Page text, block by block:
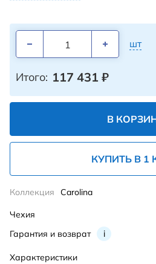
шт
Итого: 117 431 ₽
В
КУПИТЬ В 1
Гарантия и возврат i
Коллекция Carolina
Чехия
Характеристики